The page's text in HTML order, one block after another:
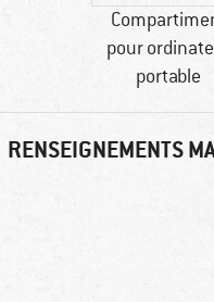
pour
portable
RENSEIGNEMENTS